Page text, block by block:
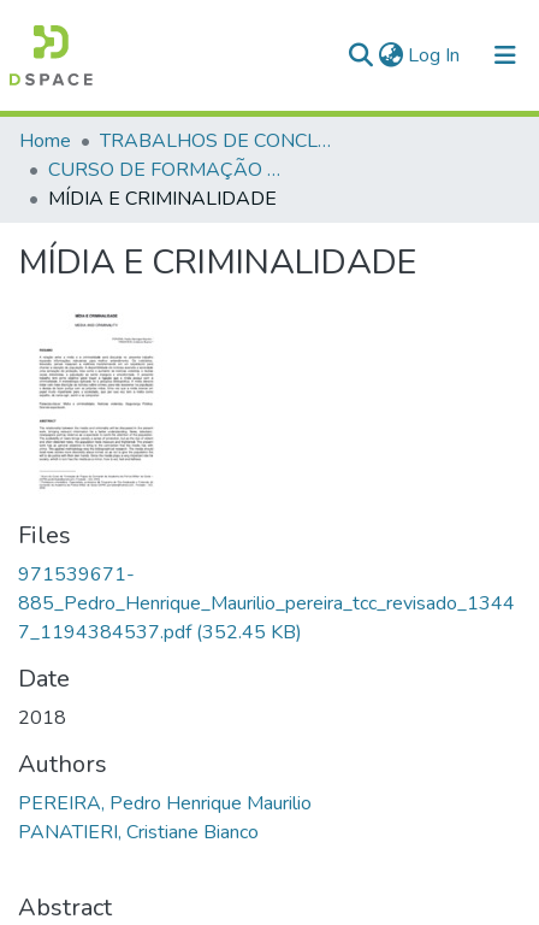
Log In (current)
Communities & Collections
All of DSpace
Home
TRABALHOS DE CONCLUSÃO DE CURSO - CFP (CURSO DE FORMAÇÃO DE PRAÇAS)
CURSO DE FORMAÇÃO DE PRAÇAS - CFP - 2018
MÍDIA E CRIMINALIDADE
MÍDIA E CRIMINALIDADE
Files
971539671-
885_Pedro_Henrique_Maurilio_pereira_tcc_revisado_1344
7_1194384537.pdf(352.45 KB)
Date
2018
Authors
PEREIRA, Pedro Henrique Maurilio
PANATIERI, Cristiane Bianco
Abstract